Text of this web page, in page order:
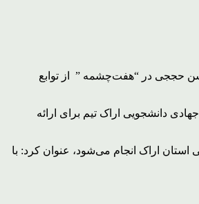
ثابت بسیج جامعه پزشکی لرستان بیست و یکم شهریورماه ماه 96 به نام شهید محسن حججی در “هفت‌چشمه ” از توابع
45 نفر کادر پزشکی و پشتیبانی همراه با گروه جهادی دانشجویی اراک تیم برای ارائه
دانشجویان پزشکی و پیراپزشکی استان اراک انجام می‌شود، عنوان کرد: با